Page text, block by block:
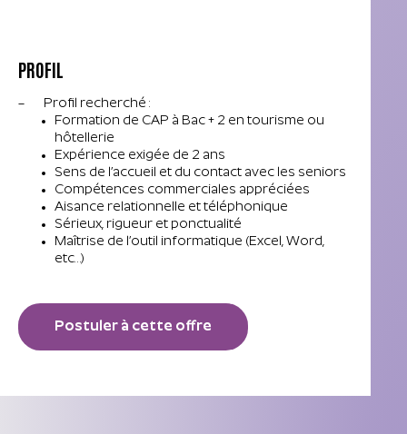
PROFIL
– Profil recherché :
Formation de CAP à Bac + 2 en tourisme ou
hôtellerie
Expérience exigée de 2 ans
Sens de l’accueil et du contact avec les seniors
Compétences commerciales appréciées
Aisance relationnelle et téléphonique
Sérieux, rigueur et ponctualité
Maîtrise de l’outil informatique (Excel, Word,
etc…)
Postuler à cette offre